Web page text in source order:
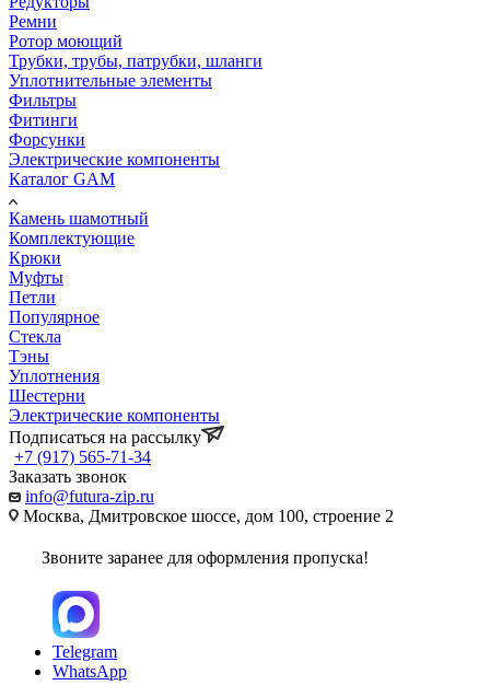
Ремни
Ротор моющий
Трубки, трубы, патрубки, шланги
Уплотнительные элементы
Фильтры
Фитинги
Форсунки
Электрические компоненты
Каталог GAM
Камень шамотный
Комплектующие
Крюки
Муфты
Петли
Популярное
Стекла
Тэны
Уплотнения
Шестерни
Электрические компоненты
Подписаться на рассылку
+7 (917) 565-71-34
Заказать звонок
info@futura-zip.ru
Москва, Дмитровское шоссе, дом 100, строение 2
Звоните заранее для оформления пропуска!
Telegram
WhatsApp